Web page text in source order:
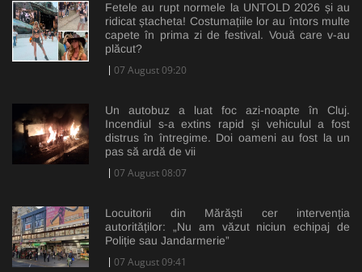
Fetele au rupt normele la UNTOLD 2026 și au
ridicat ștacheta! Costumațiile lor au întors multe
capete în prima zi de festival. Vouă care v-au
plăcut?
07 August 09:20
Un autobuz a luat foc azi-noapte în Cluj.
Incendiul s-a extins rapid și vehiculul a fost
distrus în întregime. Doi oameni au fost la un
pas să ardă de vii
07 August 08:07
Locuitorii din Mărăști cer intervenția
autorităților: „Nu am văzut niciun echipaj de
Poliție sau Jandarmerie”
07 August 09:41